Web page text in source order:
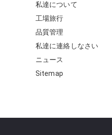
私達について
工場旅行
品質管理
私達に連絡しなさい
ニュース
Sitemap